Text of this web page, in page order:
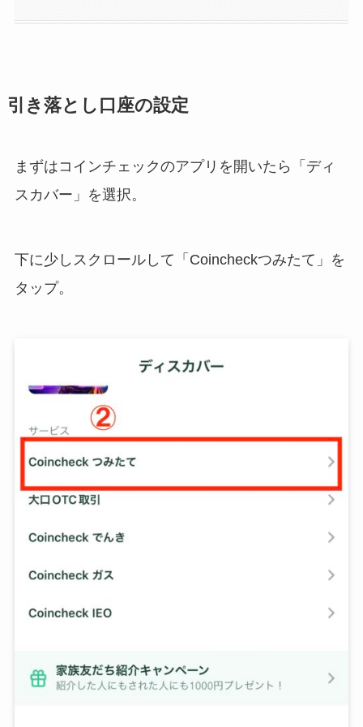
引き落とし口座の設定
まずはコインチェックのアプリを開いたら「ディ
スカバー」を選択。
下に少しスクロールして「Coincheckつみたて」を
タップ。